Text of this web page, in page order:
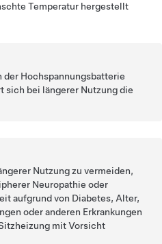
Temperatur hergestellt
der Hochspannungsbatterie
sich bei längerer Nutzung die
Nutzung zu vermeiden,
Neuropathie oder
aufgrund von Diabetes, Alter,
oder anderen Erkrankungen
mit Vorsicht